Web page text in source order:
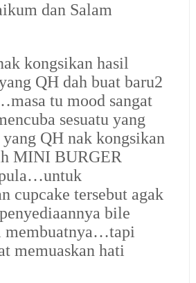
dan Salam
kongsikan hasil
QH dah buat baru2
tu mood sangat
sesuatu yang
QH nak kongsikan
MINI BURGER
cupcake tersebut agak
bile
membuatnya…tapi
memuaskan hati